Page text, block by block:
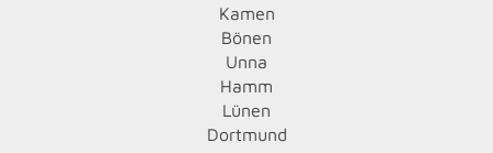
Kamen
Bönen
Unna
Hamm
Lünen
Dortmund